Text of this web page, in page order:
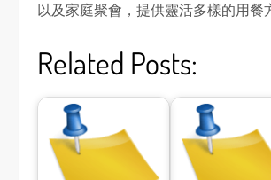
以及家庭聚會，提供靈活多樣的用餐
Related Posts: